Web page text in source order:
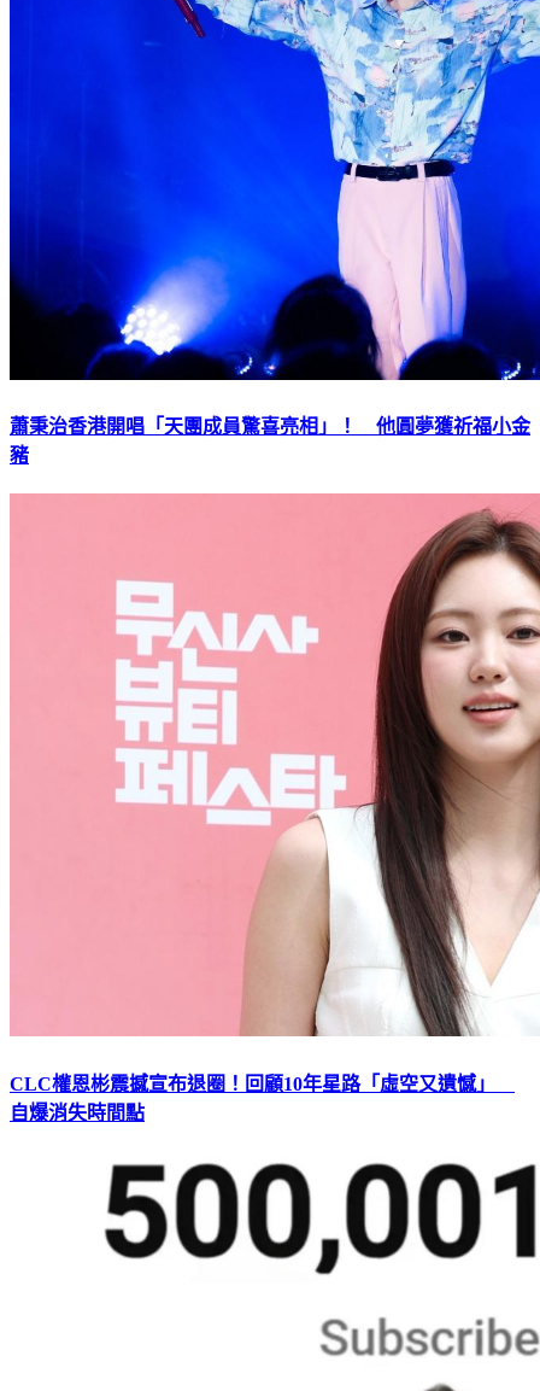
蕭秉治香港開唱「天團成員驚喜亮相」！ 他圓夢獲祈福小金
CLC權恩彬震撼宣布退圈！回顧10年星路「虛空又遺憾」